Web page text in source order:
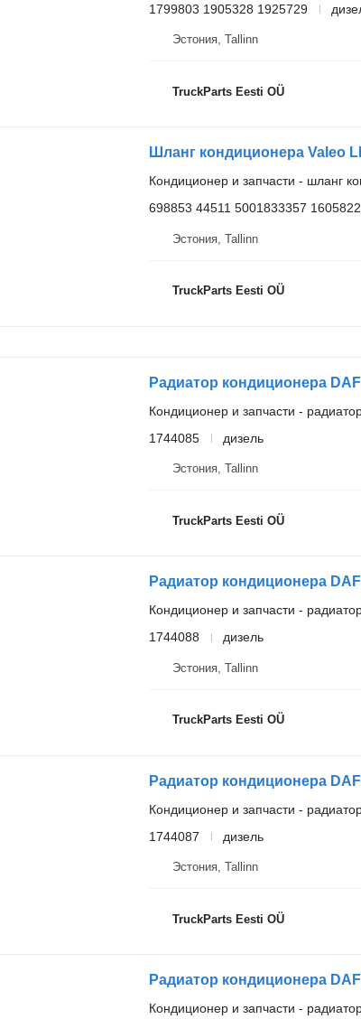
1799803 1905328 1925729
Эстония, Tallinn
TruckParts Eesti OÜ
Кондиционер и запчасти - шланг
698853 44511 5001833357
Эстония, Tallinn
TruckParts Eesti OÜ
Кондиционер и запчасти -
1744085
дизель
Эстония, Tallinn
TruckParts Eesti OÜ
Кондиционер и запчасти -
1744088
дизель
Эстония, Tallinn
TruckParts Eesti OÜ
Кондиционер и запчасти -
1744087
дизель
Эстония, Tallinn
TruckParts Eesti OÜ
Кондиционер и запчасти -